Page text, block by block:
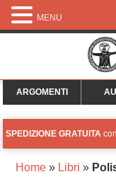
ARGOMENTI
SPEDIZIONE GRATUITA
Home» Libri »
MENU